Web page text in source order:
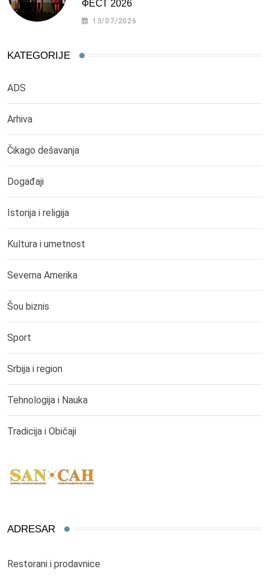
ФЕСТ 2026
13/07/2026
KATEGORIJE
ADS
Arhiva
Čikago dešavanja
Događaji
Istorija i religija
Kultura i umetnost
Severna Amerika
Šou biznis
Sport
Srbija i region
Tehnologija i Nauka
Tradicija i Običaji
ADRESAR
Restorani i prodavnice